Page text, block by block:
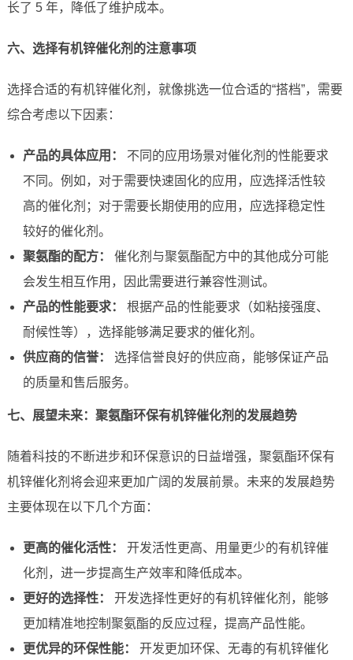
长了 5 年，降低了维护成本。
六、选择有机锌催化剂的注意事项
选择合适的有机锌催化剂，就像挑选一位合适的“搭档”，需要
综合考虑以下因素：
产品的具体应用：
不同的应用场景对催化剂的性能要求
不同。例如，对于需要快速固化的应用，应选择活性较
高的催化剂；对于需要长期使用的应用，应选择稳定性
较好的催化剂。
聚氨酯的配方：
催化剂与聚氨酯配方中的其他成分可能
会发生相互作用，因此需要进行兼容性测试。
产品的性能要求：
根据产品的性能要求（如粘接强度、
耐候性等），选择能够满足要求的催化剂。
供应商的信誉：
选择信誉良好的供应商，能够保证产品
的质量和售后服务。
七、展望未来：聚氨酯环保有机锌催化剂的发展趋势
随着科技的不断进步和环保意识的日益增强，聚氨酯环保有
机锌催化剂将会迎来更加广阔的发展前景。未来的发展趋势
主要体现在以下几个方面：
更高的催化活性：
开发活性更高、用量更少的有机锌催
化剂，进一步提高生产效率和降低成本。
更好的选择性：
开发选择性更好的有机锌催化剂，能够
更加精准地控制聚氨酯的反应过程，提高产品性能。
更优异的环保性能：
开发更加环保、无毒的有机锌催化